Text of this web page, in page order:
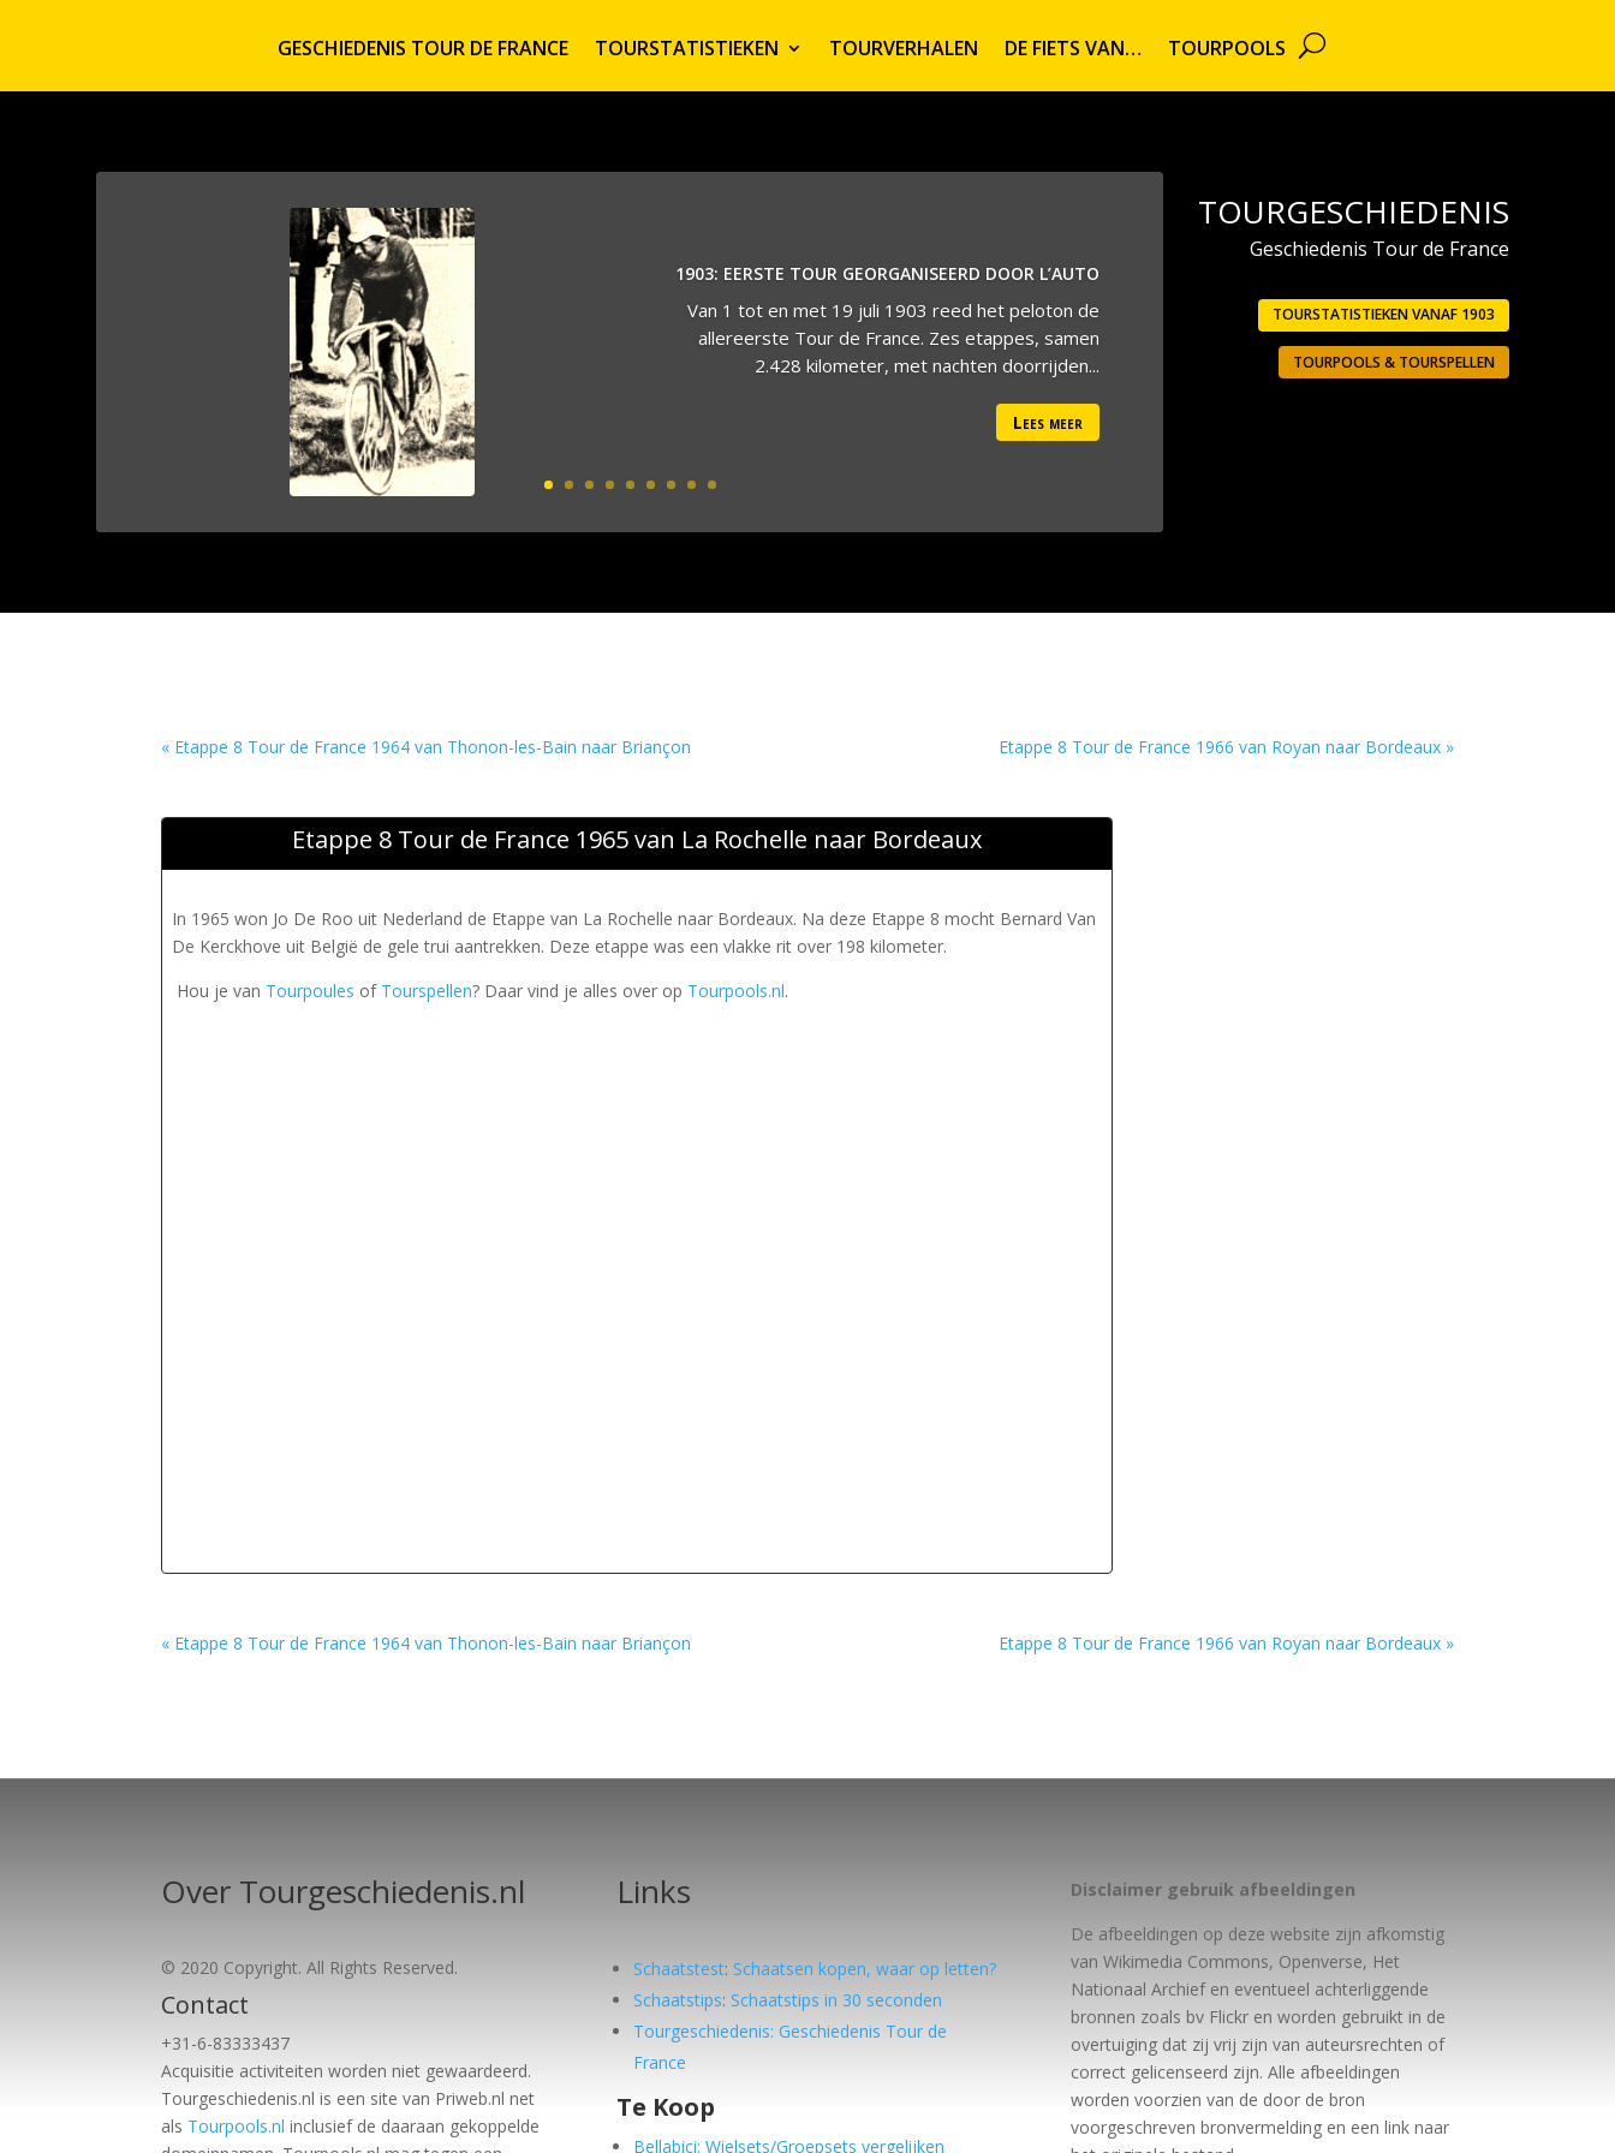
GESCHIEDENIS TOUR DE FRANCE TOURSTATISTIEKEN TOURVERHALEN DE FIETS VAN… TOURPOOLS
1903: EERSTE TOUR GEORGANISEERD DOOR L’AUTO
Van 1 tot en met 19 juli 1903 reed het peloton de
allereerste Tour de France. Zes etappes, samen
2.428 kilometer, met nachten doorrijden...
Lees meer
TOURGESCHIEDENIS
Geschiedenis Tour de France
TOURSTATISTIEKEN VANAF 1903
TOURPOOLS & TOURSPELLEN
« Etappe 8 Tour de France 1964 van Thonon-les-Bain naar Briançon Etappe 8 Tour de France 1966 van Royan naar Bordeaux »
Etappe 8 Tour de France 1965 van La Rochelle naar Bordeaux
In 1965 won Jo De Roo uit Nederland de Etappe van La Rochelle naar Bordeaux. Na deze Etappe 8 mocht Bernard Van
De Kerckhove uit België de gele trui aantrekken. Deze etappe was een vlakke rit over 198 kilometer.
Hou je van Tourpoules of Tourspellen? Daar vind je alles over op Tourpools.nl.
« Etappe 8 Tour de France 1964 van Thonon-les-Bain naar Briançon Etappe 8 Tour de France 1966 van Royan naar Bordeaux »
Over Tourgeschiedenis.nl
© 2020 Copyright. All Rights Reserved.
Contact
+31-6-83333437
Acquisitie activiteiten worden niet gewaardeerd.
Tourgeschiedenis.nl is een site van Priweb.nl net
als Tourpools.nl inclusief de daaraan gekoppelde
Links
Schaatstest: Schaatsen kopen, waar op letten?
Schaatstips: Schaatstips in 30 seconden
Tourgeschiedenis: Geschiedenis Tour de
France
Te Koop
Bellabici: Wielsets/Groepsets vergelijken
Disclaimer gebruik afbeeldingen
De afbeeldingen op deze website zijn afkomstig
van Wikimedia Commons, Openverse, Het
Nationaal Archief en eventueel achterliggende
bronnen zoals bv Flickr en worden gebruikt in de
overtuiging dat zij vrij zijn van auteursrechten of
correct gelicenseerd zijn. Alle afbeeldingen
worden voorzien van de door de bron
voorgeschreven bronvermelding en een link naar